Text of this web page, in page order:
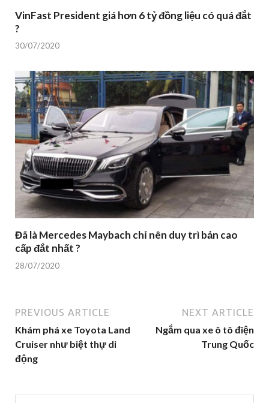
VinFast President giá hơn 6 tỷ đồng liệu có quá đắt
?
30/07/2020
Đã là Mercedes Maybach chỉ nên duy trì bản cao
cấp đắt nhất ?
28/07/2020
PREVIOUS ARTICLE
Khám phá xe Toyota Land
Cruiser như biệt thự di
động
NEXT ARTICLE
Ngắm qua xe ô tô điện
Trung Quốc